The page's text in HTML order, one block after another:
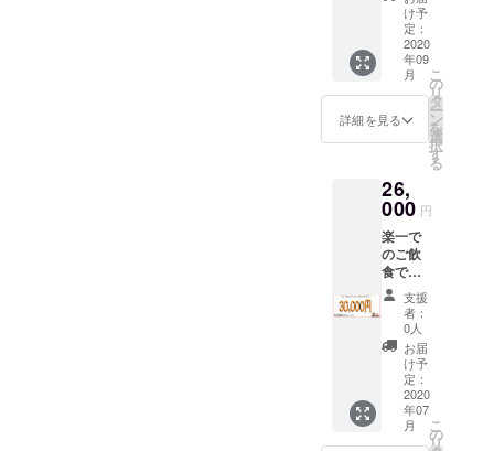
にてご
用意下
さい。
オスス
メのお
召し上
がり方
ます。
賞味期
凍で90
日 冷蔵
で3日で
す 配送
時期は
メール
にてご
連絡頂
くか備
考欄に
ご記入
頂ける
年間勝
負して
きまし
た。 是
非遠方
の皆さ
まや、
まだお
なられ
てない
方々に
返礼品
とはな
ります
が召し
上がっ
て頂き
たいで
3ー4人
前 ×2
セット
こだわ
け予
定：
2020
年09
月
詳細を見る
こ
の
リ
タ
ー
ン
を
選
択
す
る
26,
000 円
楽一で
のご飲
食でご
利用頂
ける
3,0000
円のお
食事券
です。
有効期
限は
2022年
支援
者：
0人
お届
け予
定：
2020
年07
月
こ
の
リ